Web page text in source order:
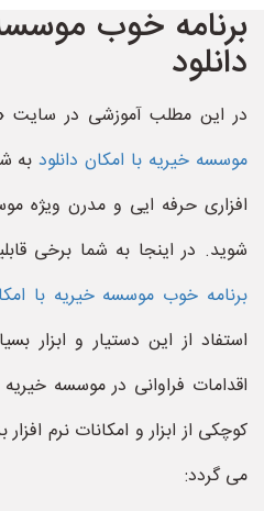
برنامه خوب
دانلود
در این مطلب آموزشی در سایت«
موسسه خیریه با امکان دانلودبه
افزاری حرفه ایی و مدرن ویژه
شوید. در اینجا به شما برخی
برنامه خوب موسسه خیریه با امکان
استفاد از این دستیار و ابزار
اقدامات فراوانی در موسسه
کوچکی از ابزار و امکانات نرم
می گردد: